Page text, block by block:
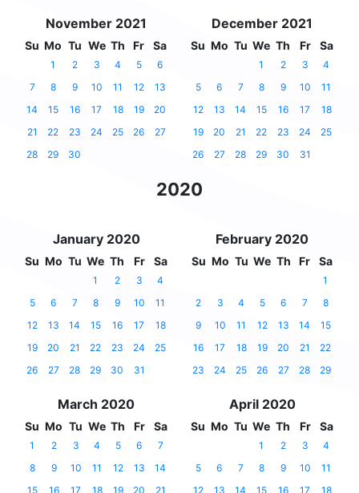
November 2021
Su Mo Tu We Th Fr Sa
1 2 3 4 5
6
7
8 9 10 11 12
13
14
15 16 17 18 19
20
21
22 23 24 25 26
27
28
29 30
December 2021
Su Mo Tu We Th Fr Sa
1 2 3
4
5
6 7 8 9 10
11
12
13 14 15 16 17
18
19
20 21 22 23 24
25
26
27 28 29 30 31
2020
January 2020
Su Mo Tu We Th Fr Sa
1 2 3
4
5
6 7 8 9 10
11
12
13 14 15 16 17
18
19
20 21 22 23 24
25
26
27 28 29 30 31
February 2020
Su Mo Tu We Th Fr Sa
1
2
3 4 5 6 7
8
9
10 11 12 13 14
15
16
17 18 19 20 21
22
23
24 25 26 27 28 29
March 2020
Su Mo Tu We Th Fr Sa
1 2 3 4 5 6
7
8
9 10 11 12 13
14
15
16 17 18 19 20
21
April 2020
Su Mo Tu We Th Fr Sa
1 2 3
4
5
6 7 8 9 10
11
12
13 14 15 16 17
18